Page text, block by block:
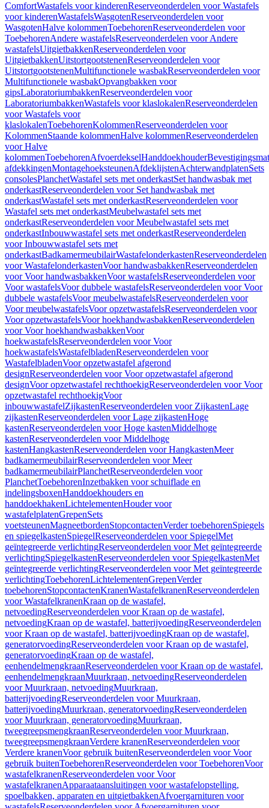
ComfortWastafels voor kinderenReserveonderdelen voor Wastafels
voor kinderenWastafelsWasgotenReserveonderdelen voor
WasgotenHalve kolommenToebehorenReserveonderdelen voor
ToebehorenAndere wastafelsReserveonderdelen voor Andere
wastafelsUitgietbakkenReserveonderdelen voor
UitgietbakkenUitstortgootstenenReserveonderdelen voor
UitstortgootstenenMultifunctionele wasbakReserveonderdelen voor
Multifunctionele wasbakOpvangbakken voor
gipsLaboratoriumbakkenReserveonderdelen voor
LaboratoriumbakkenWastafels voor klaslokalenReserveonderdelen
voor Wastafels voor
klaslokalenToebehorenKolommenReserveonderdelen voor
KolommenStaande kolommenHalve kolommenReserveonderdelen
voor Halve
kolommenToebehorenAfvoerdekselHanddoekhouder
afdekkingenMontagehoeksteunenAfdeklijstenAchterwandplatenSets
consolesPlanchetWastafel sets met onderkastSet handwasbak met
onderkastReserveonderdelen voor Set handwasbak met
onderkastWastafel sets met onderkastReserveonderdelen voor
Wastafel sets met onderkastMeubelwastafel sets met
onderkastReserveonderdelen voor Meubelwastafel sets met
onderkastInbouwwastafel sets met onderkastReserveonderdelen
voor Inbouwwastafel sets met
onderkastBadkamermeubilairWastafelonderkastenReserveonderdelen
voor WastafelonderkastenVoor handwasbakkenReserveonderdelen
voor Voor handwasbakkenVoor wastafelsReserveonderdelen voor
Voor wastafelsVoor dubbele wastafelsReserveonderdelen voor Voor
dubbele wastafelsVoor meubelwastafelsReserveonderdelen voor
Voor meubelwastafelsVoor opzetwastafelsReserveonderdelen voor
Voor opzetwastafelsVoor hoekhandwasbakkenReserveonderdelen
voor Voor hoekhandwasbakkenVoor
hoekwastafelsReserveonderdelen voor Voor
hoekwastafelsWastafelbladenReserveonderdelen voor
WastafelbladenVoor opzetwastafel afgerond
designReserveonderdelen voor Voor opzetwastafel afgerond
designVoor opzetwastafel rechthoekigReserveonderdelen voor Voor
opzetwastafel rechthoekigVoor
inbouwwastafelZijkastenReserveonderdelen voor ZijkastenLage
zijkastenReserveonderdelen voor Lage zijkastenHoge
kastenReserveonderdelen voor Hoge kastenMiddelhoge
kastenReserveonderdelen voor Middelhoge
kastenHangkastenReserveonderdelen voor HangkastenMeer
badkamermeubilairReserveonderdelen voor Meer
badkamermeubilairPlanchetReserveonderdelen voor
PlanchetToebehorenInzetbakken voor schuiflade en
indelingsboxenHanddoekhouders en
handdoekhakenLichtelementenHouder voor
wastafelplatenGrepenSets
voetsteunenMagneetbordenStopcontactenVerder toebehorenSpiegels
en spiegelkastenSpiegelReserveonderdelen voor SpiegelMet
geïntegreerde verlichtingReserveonderdelen voor Met geïntegreerde
verlichtingSpiegelkastenReserveonderdelen voor SpiegelkastenMet
geïntegreerde verlichtingReserveonderdelen voor Met geïntegreerde
verlichtingToebehorenLichtelementenGrepenVerder
toebehorenStopcontactenKranenWastafelkranenReserveonderdelen
voor WastafelkranenKraan op de wastafel,
netvoedingReserveonderdelen voor Kraan op de wastafel,
netvoedingKraan op de wastafel, batterijvoedingReserveonderdelen
voor Kraan op de wastafel, batterijvoedingKraan op de wastafel,
generatorvoedingReserveonderdelen voor Kraan op de wastafel,
generatorvoedingKraan op de wastafel,
eenhendelmengkraanReserveonderdelen voor Kraan op de wastafel,
eenhendelmengkraanMuurkraan, netvoedingReserveonderdelen
voor Muurkraan, netvoedingMuurkraan,
batterijvoedingReserveonderdelen voor Muurkraan,
batterijvoedingMuurkraan, generatorvoedingReserveonderdelen
voor Muurkraan, generatorvoedingMuurkraan,
tweegreepsmengkraanReserveonderdelen voor Muurkraan,
tweegreepsmengkraanVerdere kranenReserveonderdelen voor
Verdere kranenVoor gebruik buitenReserveonderdelen voor Voor
gebruik buitenToebehorenReserveonderdelen voor ToebehorenVoor
wastafelkranenReserveonderdelen voor Voor
wastafelkranenApparaataansluitingen voor wastafelopstelling,
spoelbakken, apparaten en uitgietbakkenAfvoergarnituren voor